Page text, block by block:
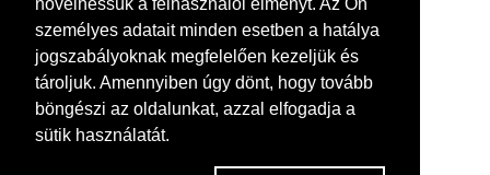
személyes adatait minden esetben a hatálya
jogszabályoknak megfelelően kezeljük és
tároljuk. Amennyiben úgy dönt, hogy tovább
böngészi az oldalunkat, azzal elfogadja a
sütik használatát.